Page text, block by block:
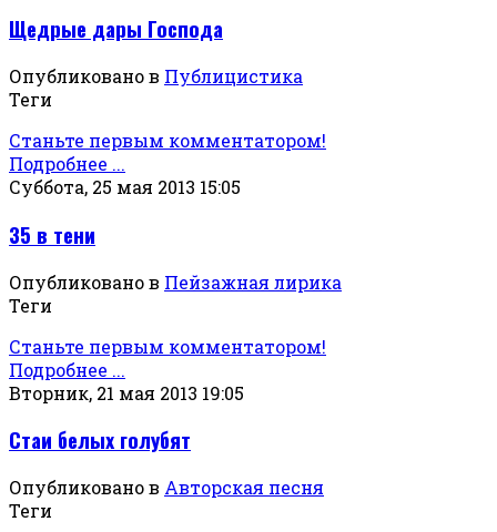
Щедрые дары Господа
Опубликовано в Публицистика
Теги
Станьте первым комментатором!
Подробнее ...
Суббота, 25 мая 2013 15:05
35 в тени
Опубликовано в Пейзажная лирика
Теги
Станьте первым комментатором!
Подробнее ...
Вторник, 21 мая 2013 19:05
Стаи белых голубят
Опубликовано в Авторская песня
Теги